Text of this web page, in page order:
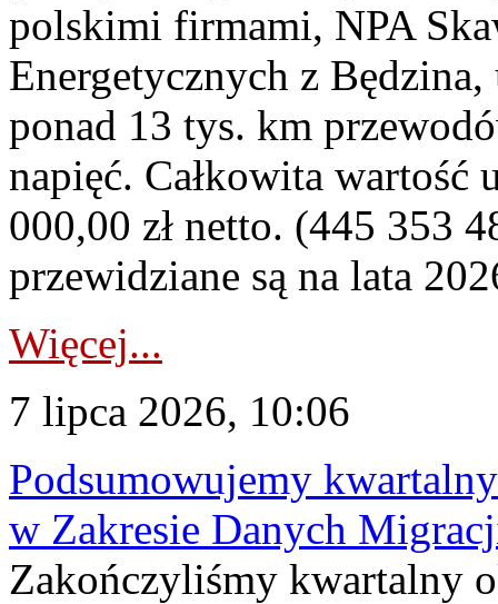
polskimi firmami, NPA
Energetycznych z
ponad 13 tys. km
napięć. Całkowita
000,00 zł netto. (445 353
przewidziane są na lata
Więcej...
7 lipca 2026, 10:06
Podsumowujemy
w Zakresie Danych
Zakończyliśmy kwartalny